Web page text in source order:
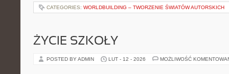
CATEGORIES: WORLDBUILDING – TWORZENIE ŚWIATÓW AUTORSKICH
ŻYCIE SZKOŁY
POSTED BY ADMIN LUT - 12 - 2026 MOŻLIWOŚĆ